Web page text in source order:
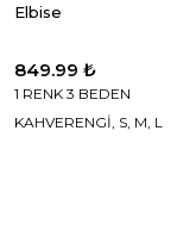
Elbise
849.99 ₺
1 RENK 3 BEDEN
KAHVERENGİ, S, M, L